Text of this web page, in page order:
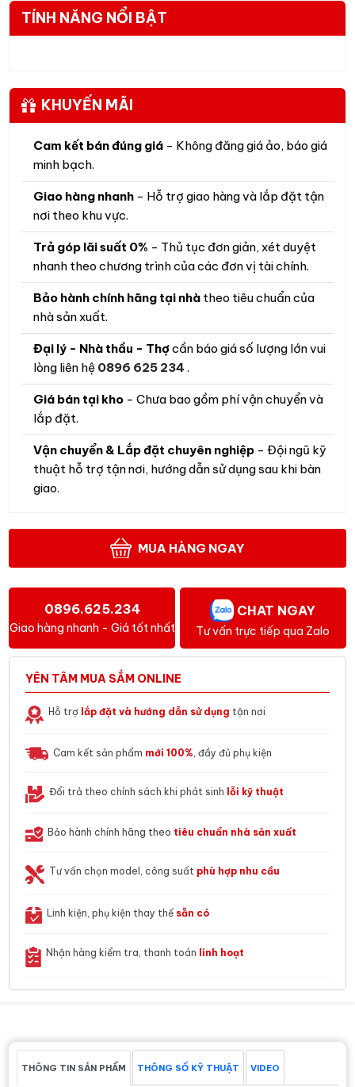
TÍNH NĂNG NỔI BẬT
KHUYẾN MÃI
Cam kết bán đúng giá - Không đăng giá ảo, báo giá
minh bạch.
Giao hàng nhanh - Hỗ trợ giao hàng và lắp đặt tận
nơi theo khu vực.
Trả góp lãi suất 0% - Thủ tục đơn giản, xét duyệt
nhanh theo chương trình của các đơn vị tài chính.
Bảo hành chính hãng tại nhà theo tiêu chuẩn của
nhà sản xuất.
Đại lý - Nhà thầu - Thợcần báo giá số lượng lớn vui
lòng liên hệ 0896 625 234.
Giá bán tại kho - Chưa bao gồm phí vận chuyển và
lắp đặt.
Vận chuyển & Lắp đặt chuyên nghiệp - Đội ngũ kỹ
thuật hỗ trợ tận nơi, hướng dẫn sử dụng sau khi bàn
giao.
MUA HÀNG NGAY
0896.625.234
Giao hàng nhanh - Giá tốt nhất
CHAT NGAY
Tư vấn trực tiếp qua Zalo
YÊN TÂM MUA SẮM ONLINE
Hỗ trợ lắp đặt và hướng dẫn sử dụng tận nơi
Cam kết sản phẩm mới 100% , đầy đủ phụ kiện
Đổi trả theo chính sách khi phát sinh lỗi kỹ thuật
Bảo hành chính hãng theo tiêu chuẩn nhà sản xuất
Tư vấn chọn model, công suất phù hợp nhu cầu
Linh kiện, phụ kiện thay thế sẵn có
Nhận hàng kiểm tra, thanh toán linh hoạt
THÔNG TIN SẢN PHẨM THÔNG SỐ KỸ THUẬT VIDEO